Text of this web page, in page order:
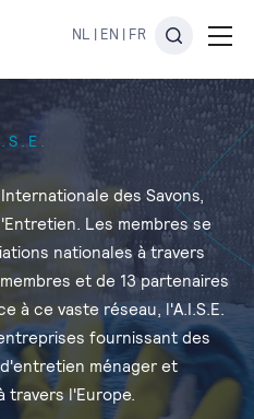
NL | EN | FR
des Savons,
Les membres se
nationales à travers
et de 13 partenaires
à ce vaste réseau, l'A.I.S.E.
fournissant des
ménager et
travers l'Europe.